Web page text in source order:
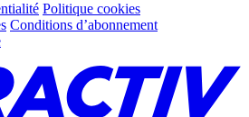
Politique cookies
Conditions d’abonnement